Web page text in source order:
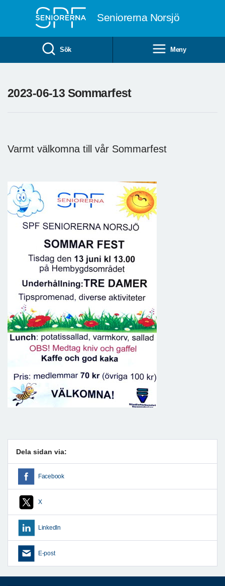
Seniorerna Norsjö
Sök Meny
2023-06-13 Sommarfest
Varmt välkomna till vår Sommarfest
Dela sidan via:
Facebook
X
LinkedIn
E-post